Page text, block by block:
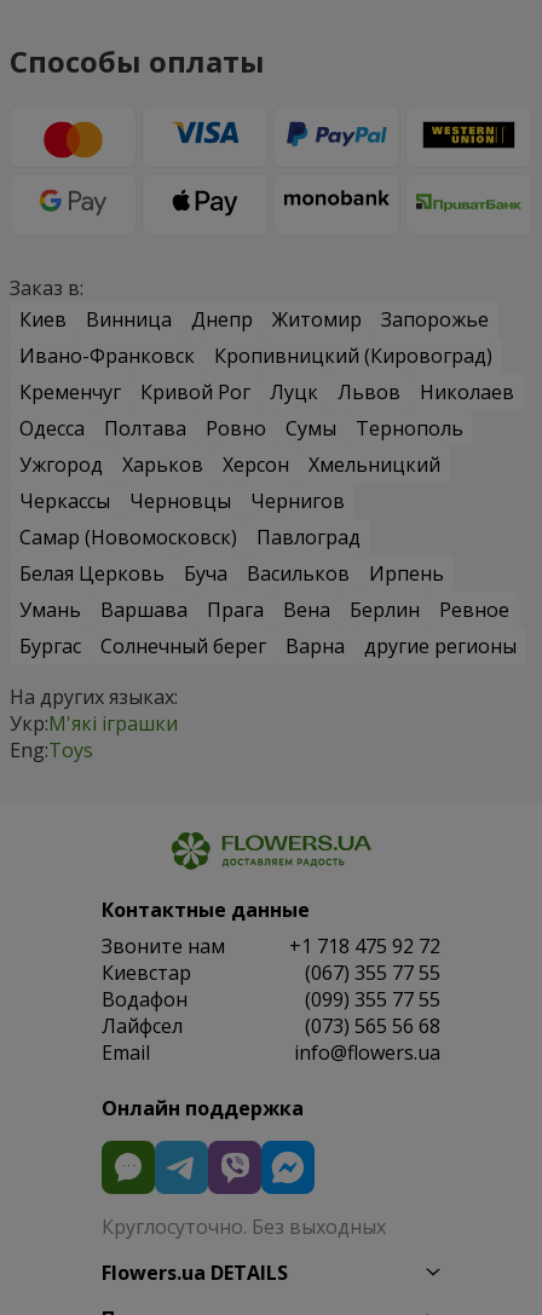
Способы оплаты
Заказ в:
Киев
Винница Днепр Житомир
Запорожье
Ивано-Франковск
Кропивницкий (Кировоград)
Кременчуг
Кривой Рог Луцк Львов
Николаев
Одесса
Полтава Ровно Сумы
Тернополь
Ужгород
Харьков Херсон
Хмельницкий
Черкассы
Черновцы
Чернигов
Самар (Новомосковск)
Павлоград
Белая Церковь
Буча Васильков
Ирпень
Умань
Варшава Прага Вена Берлин
Ревное
Бургас
Солнечный берег Варна
другие регионы
На других языках:
Укр:М'які іграшки
Eng:Toys
Контактные данные
Звоните нам
+1 718 475 92 72
Киевстар
(067) 355 77 55
Водафон
(099) 355 77 55
Лайфсел
(073) 565 56 68
Email
info@flowers.ua
Онлайн поддержка
Круглосуточно. Без выходных
Flowers.ua DETAILS